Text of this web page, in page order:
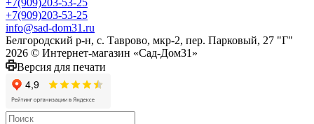
+7(909)203-53-25
+7(909)203-53-25
info@sad-dom31.ru
Белгородский р-н, с. Таврово, мкр-2, пер. Парковый, 27 "Г"
2026 © Интернет-магазин «Сад-Дом31»
Версия для печати